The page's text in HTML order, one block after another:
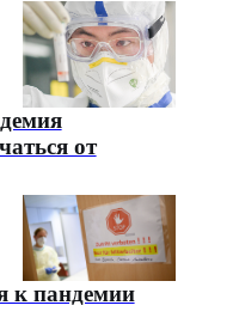
от
к пандемии